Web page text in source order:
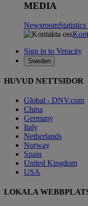
MEDIA
Newsroom
Sign in to Veracity
Sweden
HUVUD NETTSIDOR
Global - DNV.com
China
Germany
Italy
Netherlands
Norway
Spain
United Kingdom
USA
LOKALA